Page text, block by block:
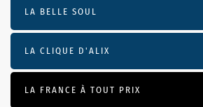
LA BELLE SOUL
LA CLIQUE D'ALIX
LA FRANCE À TOUT PRIX